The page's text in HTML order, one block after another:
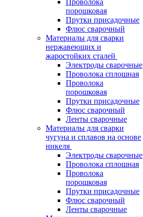
Проволока
порошковая
Прутки присадочные
Флюс сварочный
Материалы для сварки
нержавеющих и
жаростойких сталей
Электроды сварочные
Проволока сплошная
Проволока
порошковая
Прутки присадочные
Флюс сварочный
Ленты сварочные
Материалы для сварки
чугуна и сплавов на основе
никеля
Электроды сварочные
Проволока сплошная
Проволока
порошковая
Прутки присадочные
Флюс сварочный
Ленты сварочные